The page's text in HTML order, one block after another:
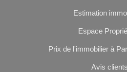
Estimation
Espace
Prix de l'immobilier à
Avis clients